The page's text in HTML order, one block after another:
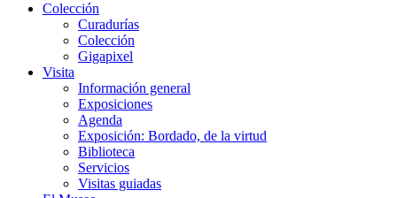
Colección
Curadurías
Colección
Gigapixel
Visita
Información general
Exposiciones
Agenda
Exposición: Bordado, de la virtud
Biblioteca
Servicios
Visitas guiadas